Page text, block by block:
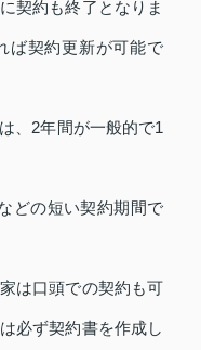
契約も終了となりま
ば契約更新が可能で
、2年間が一般的で1
どの短い契約期間で
は口頭での契約も可
必ず契約書を作成し